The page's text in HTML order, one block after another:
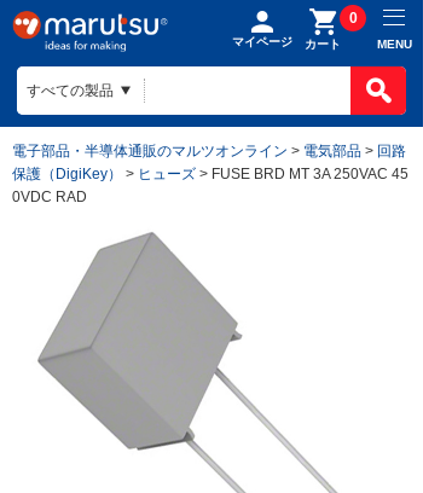
マイページ カート
0
MENU
電子部品・半導体通販のマルツオンライン > 電気部品 > 回路
保護（DigiKey）
> ヒューズ > FUSE BRD MT 3A 250VAC 45
0VDC RAD